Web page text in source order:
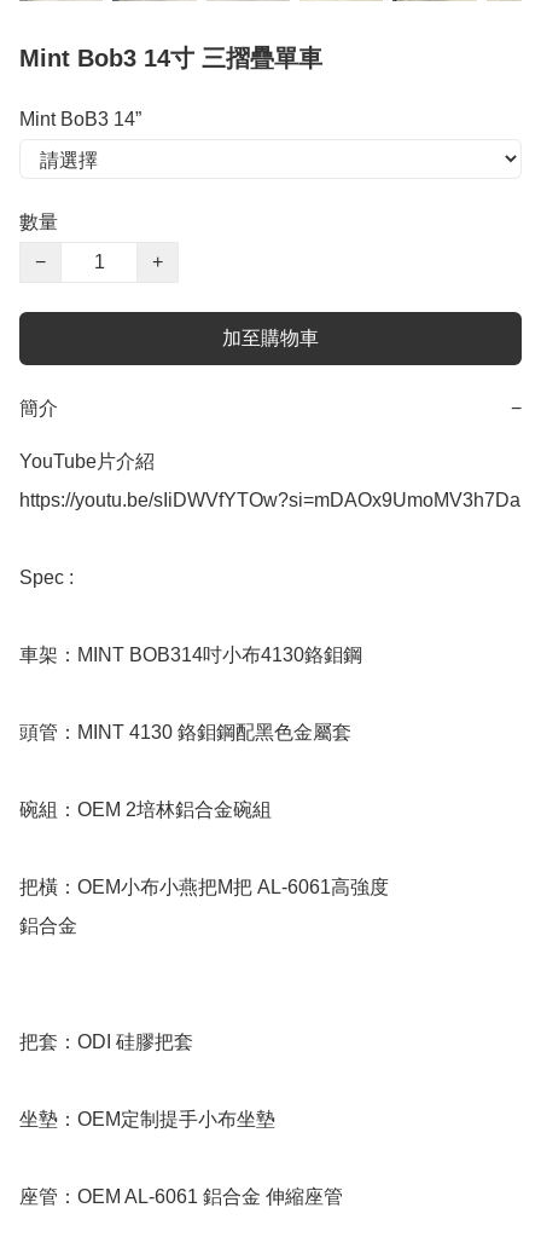
Mint Bob3 14寸 三摺疊單車
Mint BoB3 14”
數量
−
+
加至購物車
簡介 −
YouTube片介紹
https://youtu.be/sIiDWVfYTOw?si=mDAOx9UmoMV3h7Da
Spec :
車架：MINT BOB314吋小布4130鉻鉬鋼
頭管：MINT 4130 鉻鉬鋼配黑色金屬套
碗組：OEM 2培林鋁合金碗組
把橫：OEM小布小燕把M把 AL-6061高強度
鋁合金
把套：ODI 硅膠把套
坐墊：OEM定制提手小布坐墊
座管：OEM AL-6061 鋁合金 伸縮座管